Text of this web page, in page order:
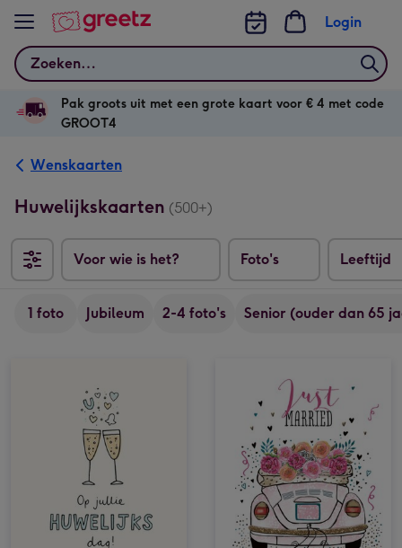
Bekijk meer
Zoeken
Login
Pak groots uit met een grote kaart voor € 4 met code
GROOT4
Wenskaarten
Huwelijkskaarten (500+)
Voor wie is het? Foto's Leeftijd
1 foto Jubileum 2-4 foto's Senior (ouder dan 65